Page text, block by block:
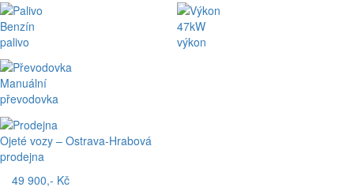
Benzín
palivo
Manuální
převodovka
Ojeté vozy – Ostrava-Hrabová
prodejna
47kW
výkon
49 900,- Kč